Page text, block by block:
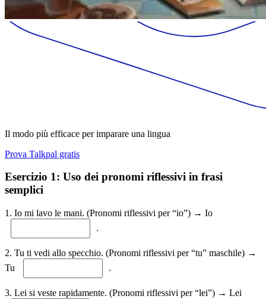
Il modo più efficace per imparare una lingua
Prova Talkpal gratis
Esercizio 1: Uso dei pronomi riflessivi in frasi
semplici
1. Io mi lavo le mani. (Pronomi riflessivi per “io”) → Io
.
2. Tu ti vedi allo specchio. (Pronomi riflessivi per “tu” maschile) →
Tu
.
3. Lei si veste rapidamente. (Pronomi riflessivi per “lei”) → Lei